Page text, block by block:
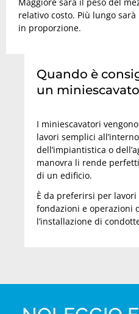
Maggiore sarà il peso del
relativo costo. Più lungo
in proporzione.
Quando è
un
I miniescavatori
lavori semplici
dell’impiantistica o
manovra li rende
di un edificio.
È da preferirsi per
fondazioni e operazioni
l’installazione di